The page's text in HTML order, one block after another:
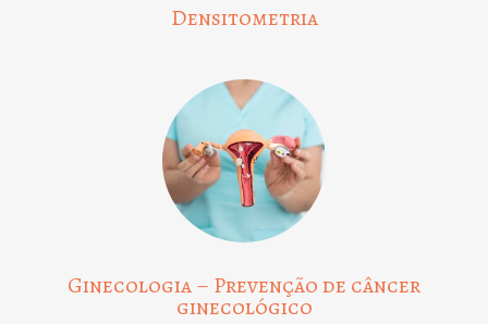
Densitometria
Ginecologia – Prevenção de câncer
ginecológico